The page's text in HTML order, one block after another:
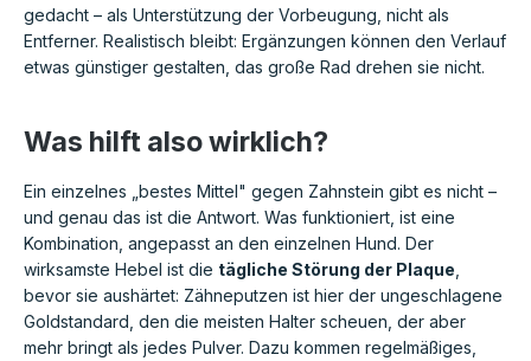
gedacht – als Unterstützung der Vorbeugung, nicht als
Entferner. Realistisch bleibt: Ergänzungen können den Verlauf
etwas günstiger gestalten, das große Rad drehen sie nicht.
Was hilft also wirklich?
Ein einzelnes „bestes Mittel" gegen Zahnstein gibt es nicht –
und genau das ist die Antwort. Was funktioniert, ist eine
Kombination, angepasst an den einzelnen Hund. Der
wirksamste Hebel ist die tägliche Störung der Plaque
bevor sie aushärtet: Zähneputzen ist hier der ungeschlagene
Goldstandard, den die meisten Halter scheuen, der aber
mehr bringt als jedes Pulver. Dazu kommen regelmäßiges,